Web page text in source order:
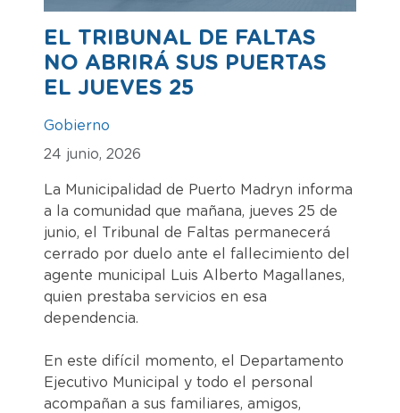
EL TRIBUNAL DE FALTAS
NO ABRIRÁ SUS PUERTAS
EL JUEVES 25
Gobierno
24 junio, 2026
La Municipalidad de Puerto Madryn informa
a la comunidad que mañana, jueves 25 de
junio, el Tribunal de Faltas permanecerá
cerrado por duelo ante el fallecimiento del
agente municipal Luis Alberto Magallanes,
quien prestaba servicios en esa
dependencia.
En este difícil momento, el Departamento
Ejecutivo Municipal y todo el personal
acompañan a sus familiares, amigos,